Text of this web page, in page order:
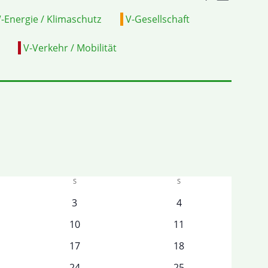
Energie / Klimaschutz V-Gesellschaft
V-Verkehr / Mobilität
S S
0
3
0
4
0
10
0
11
0
17
0
18